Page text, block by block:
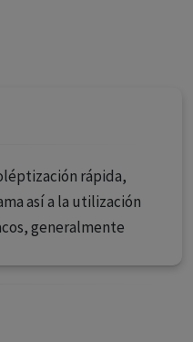
informativo,
y decidir, en cada
adecuado a las
rápida,
así a la utilización
generalmente